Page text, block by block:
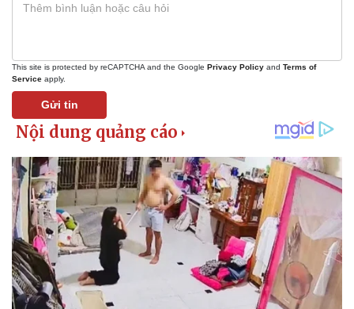
Lịch thi đấu bóng đá
Thế giới thể thao
eSports
Hậu trường
Xe máy
This site is protected by reCAPTCHA and the Google Privacy Policy and Terms of
Service apply.
Gửi tin